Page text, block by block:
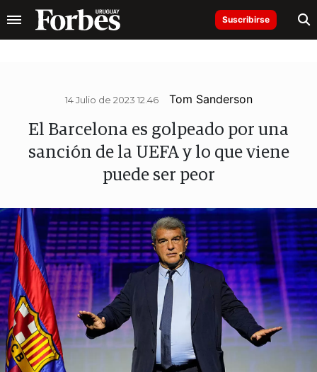
Suscribirse
14 Julio de 2023 12.46 Tom Sanderson
El Barcelona es golpeado por una
sanción de la UEFA y lo que viene
puede ser peor